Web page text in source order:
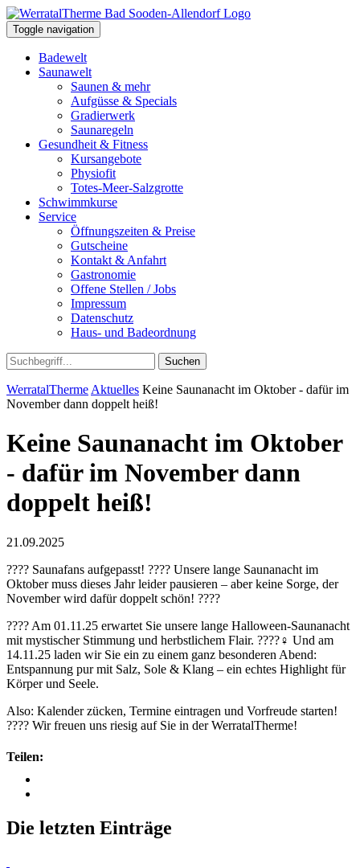
Toggle navigation
Badewelt
Saunawelt
Saunen & mehr
Aufgüsse & Specials
Gradierwerk
Saunaregeln
Gesundheit & Fitness
Kursangebote
Physiofit
Totes-Meer-Salzgrotte
Schwimmkurse
Service
Öffnungszeiten & Preise
Gutscheine
Kontakt & Anfahrt
Gastronomie
Offene Stellen / Jobs
Impressum
Datenschutz
Haus- und Badeordnung
Suchen
WerratalTherme Aktuelles Keine Saunanacht im Oktober - dafür im
November dann doppelt heiß!
Keine Saunanacht im Oktober
- dafür im November dann
doppelt heiß!
21.09.2025
???? Saunafans aufgepasst! ???? Unsere lange Saunanacht im
Oktober muss dieses Jahr leider pausieren – aber keine Sorge, der
November wird dafür doppelt schön! ????
???? Am 01.11.25 erwartet Sie unsere lange Halloween-Saunanacht
mit mystischer Stimmung und herbstlichem Flair. ????‍♀️ Und am
14.11.25 laden wir Sie ein zu einem ganz besonderen Abend:
Entspannung pur mit Salz, Sole & Klang – ein echtes Highlight für
Körper und Seele.
Also: Kalender zücken, Termine eintragen und Vorfreude starten!
???? Wir freuen uns riesig auf Sie in der WerratalTherme!
Teilen:
Die letzten Einträge